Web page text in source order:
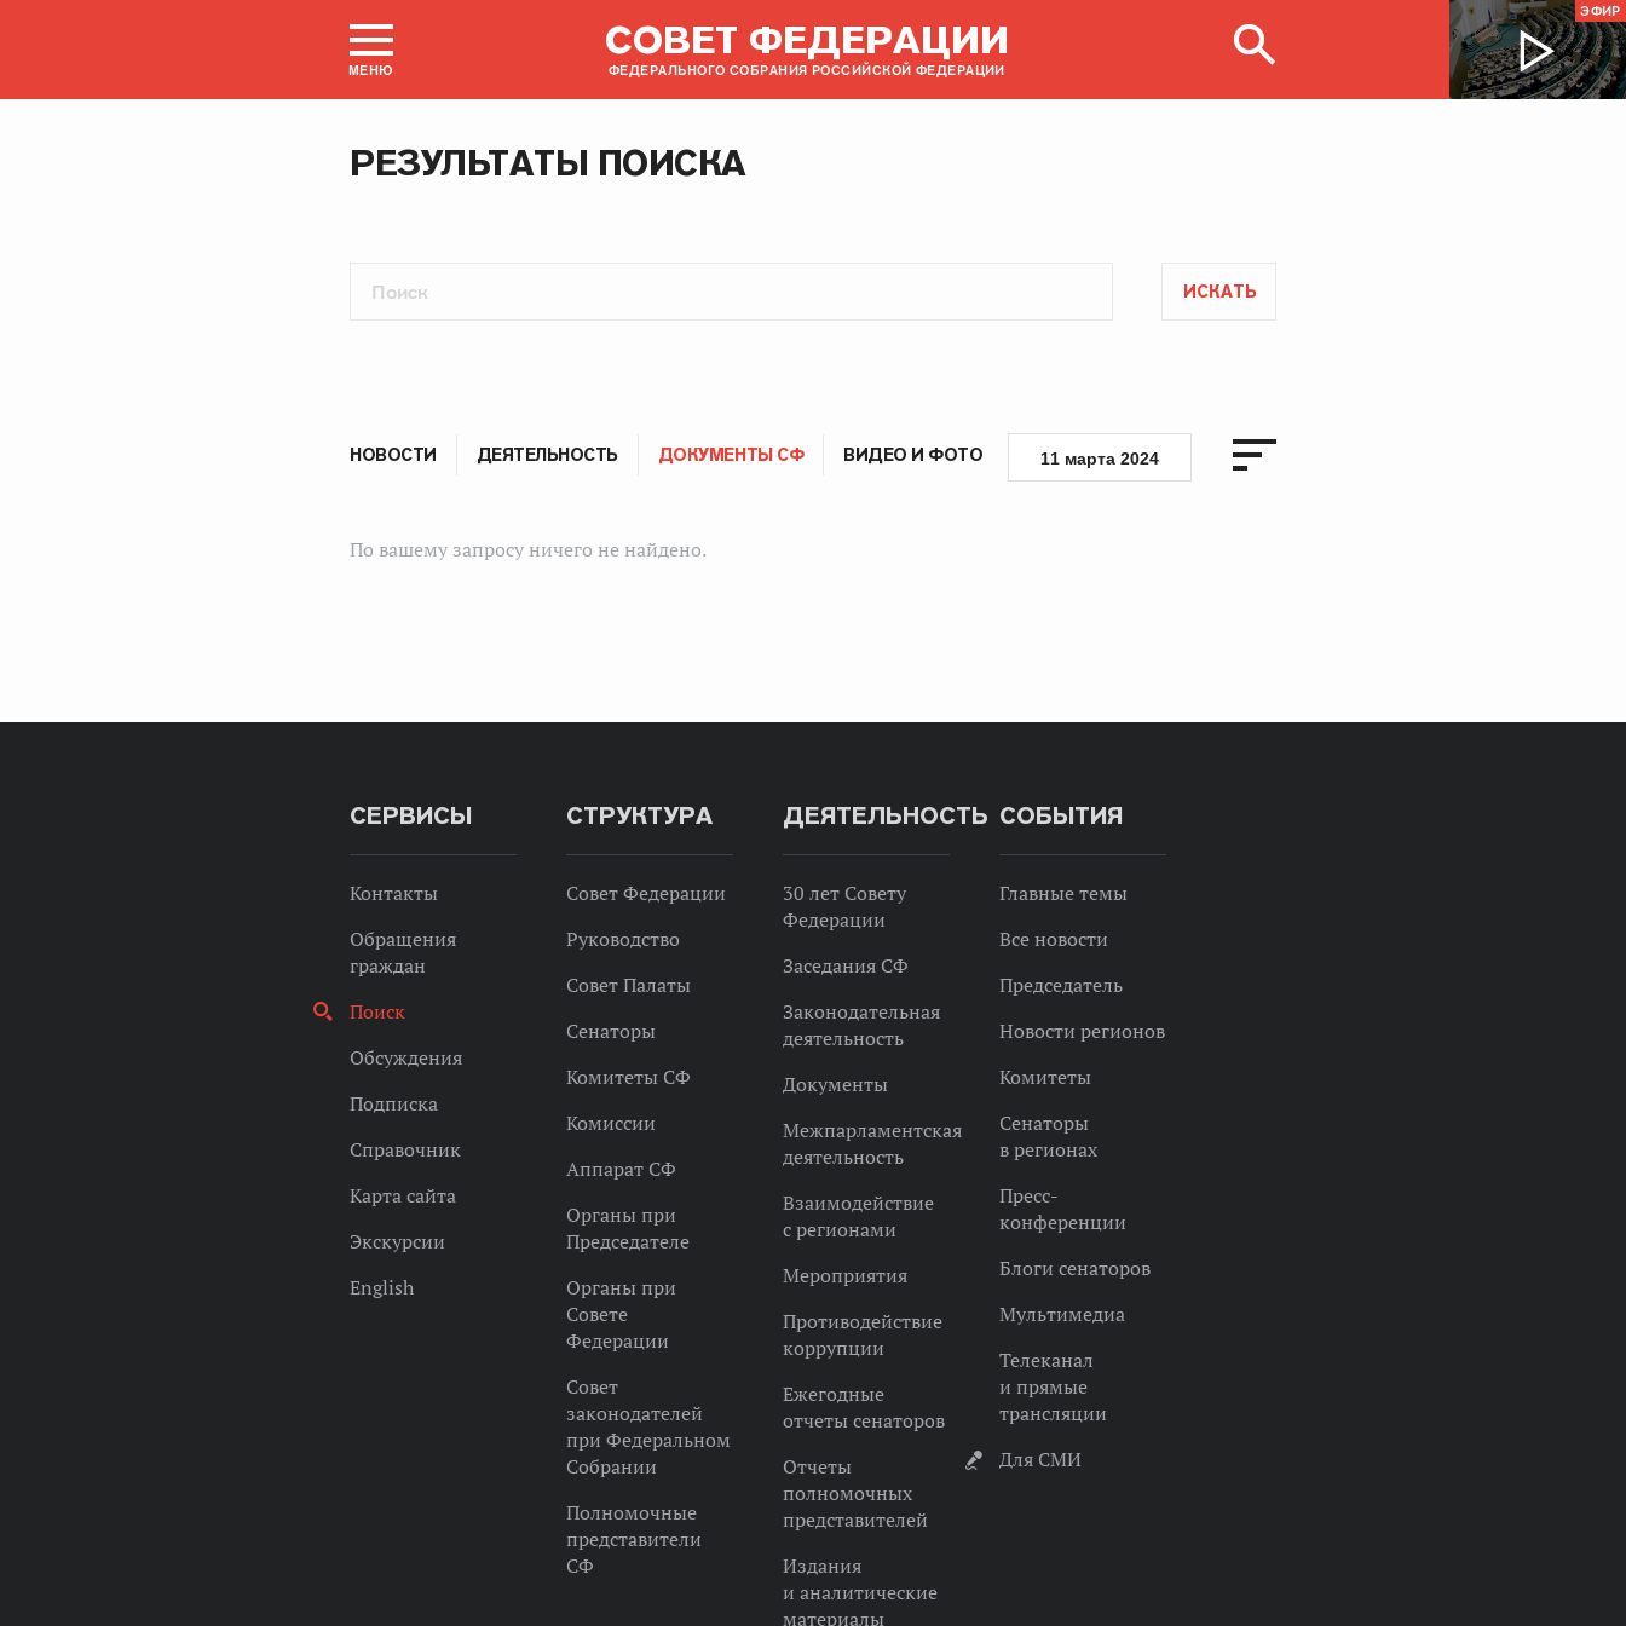
МЕНЮ
СОВЕТ ФЕДЕРАЦИИ
ФЕДЕРАЛЬНОГО СОБРАНИЯ РОССИЙСКОЙ ФЕДЕРАЦИИ
ЭФИР
РЕЗУЛЬТАТЫ ПОИСКА
ИСКАТЬ
НОВОСТИ ДЕЯТЕЛЬНОСТЬ ДОКУМЕНТЫ СФ ВИДЕО И ФОТО 11 марта 2024
По вашему запросу ничего не найдено.
СЕРВИСЫ
Контакты
Обращения
граждан
Поиск
Обсуждения
Подписка
Справочник
Карта сайта
Экскурсии
English
СТРУКТУРА
Совет Федерации
Руководство
Совет Палаты
Сенаторы
Комитеты СФ
Комиссии
Аппарат СФ
Органы при
Председателе
Органы при
Совете
Федерации
Совет
законодателей
при Федеральном
Собрании
Полномочные
представители
СФ
ДЕЯТЕЛЬНОСТЬ
30 лет Совету
Федерации
Заседания СФ
Законодательная
деятельность
Документы
Межпарламентская
деятельность
Взаимодействие
с регионами
Мероприятия
Противодействие
коррупции
Ежегодные
отчеты сенаторов
Отчеты
полномочных
представителей
Издания
и аналитические
материалы
СОБЫТИЯ
Главные темы
Все новости
Председатель
Новости регионов
Комитеты
Сенаторы
в регионах
Пресс-
конференции
Блоги сенаторов
Мультимедиа
Телеканал
и прямые
трансляции
Для СМИ